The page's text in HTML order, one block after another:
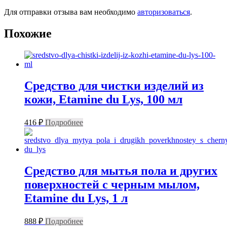
Для отправки отзыва вам необходимо авторизоваться.
Похожие
Средство для чистки изделий из
кожи, Etamine du Lys, 100 мл
416 ₽ Подробнее
Средство для мытья пола и других
поверхностей с черным мылом,
Etamine du Lys, 1 л
888 ₽ Подробнее